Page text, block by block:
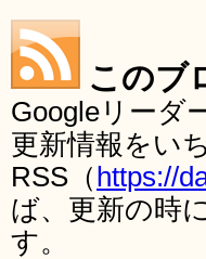
このブ
Googleリーダ
更新情報をい
RSS（ https://
ば、更新の時
す。